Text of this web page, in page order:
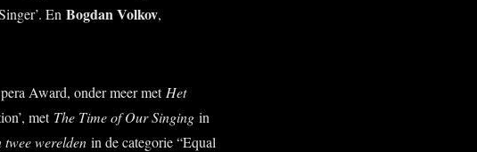
En Bogdan Volkov,
Award, onder meer met Het
met The Time of Our Singing in
twee werelden in de categorie “Equal